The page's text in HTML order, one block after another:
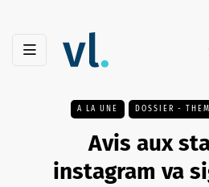
A LA UNE DOSSIER -
Avis aux
instagram va